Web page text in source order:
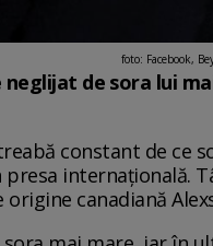
foto: Facebook,
de sora lui
constant de ce
internaţională.
canadiană